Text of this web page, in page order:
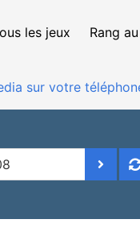
les jeux Rang
sur votre